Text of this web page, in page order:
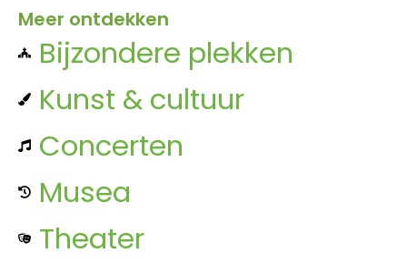
Meer ontdekken
Bijzondere plekken
Kunst & cultuur
Concerten
Musea
Theater